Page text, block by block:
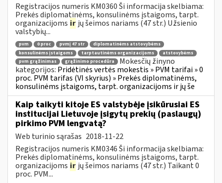
Registracijos numeris KM0360 Ši informacija skelbiama:
Prekės diplomatinėms, konsulinėms įstaigoms, tarpt.
organizacijoms ir jų šeimos nariams (47 str.) Užsienio
valstybių...
pvm 0 proc pvmį 47 str
diplomatinėms atstovybėms
konsulinėms įstaigoms
tarptautinėms organizacijoms
atstovybėms
pvm grąžinimas
grąžinimo procedūra
Mokesčių žinyno
kategorijos: Pridėtinės vertės mokestis » PVM tarifai » 0
proc. PVM tarifas (VI skyrius) » Prekės diplomatinėms,
konsulinėms įstaigoms, tarpt. organizacijoms ir jų še
Kaip taikyti kitoje ES valstybėje įsikūrusiai ES
institucijai Lietuvoje įsigytų prekių (paslaugų)
pirkimo PVM lengvatą?
Web turinio sąrašas 2018-11-22
Registracijos numeris KM0346 Ši informacija skelbiama:
Prekės diplomatinėms, konsulinėms įstaigoms, tarpt.
organizacijoms ir jų šeimos nariams (47 str.) Taikant 0
proc. PVM...